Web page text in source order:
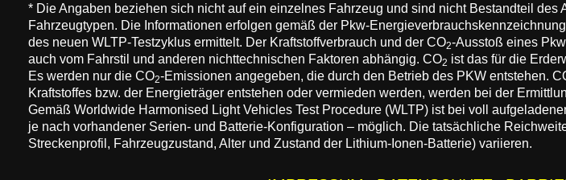
* Die Angaben beziehen sich nicht auf ein einzelnes Fahrzeug und sind nicht Bestandteil
Fahrzeugtypen. Die Informationen erfolgen gemäß der Pkw-
des neuen WLTP-Testzyklus ermittelt. Der Kraftstoffverbrauch und der CO2-Ausstoß eines
auch vom Fahrstil und anderen nichttechnischen Faktoren abhängig. CO2 ist das für die
Es werden nur die CO2-Emissionen angegeben, die durch den Betrieb des PKW entstehen.
Kraftstoffes bzw. der Energieträger entstehen oder vermieden werden, werden bei der
Gemäß Worldwide Harmonised Light Vehicles Test Procedure (WLTP) ist bei voll
je nach vorhandener Serien- und Batterie-Konfiguration – möglich. Die tatsächliche
Streckenprofil, Fahrzeugzustand, Alter und Zustand der Lithium-Ionen-Batterie) variieren.